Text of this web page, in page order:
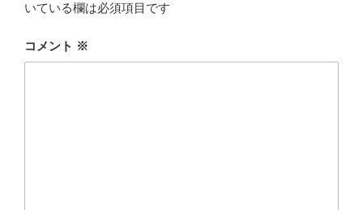
いている欄は必須項目です
コメント ※